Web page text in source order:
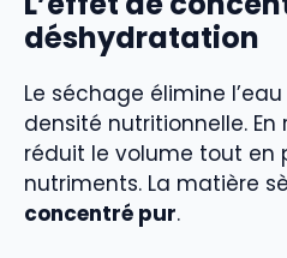
déshydratation
Le séchage élimine
densité nutritionnelle. En
réduit le volume tout en
nutriments. La matière
concentré pur.